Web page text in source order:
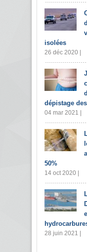
isolées
26 déc 2020 |
dépistage
04 mar 2021 |
50%
14 oct 2020 |
28 juin 2021 |